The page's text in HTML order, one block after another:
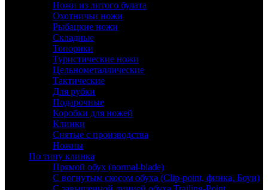
Ножи из литого булата
Охотничьи ножи
Рыбацкие ножи
Складные
Топорики
Туристические ножи
Цельнометаллические
Тактические
Для рубки
Подарочные
Коробки для ножей
Клинки
Снятые с производства
Ножны
По типу клинка
Прямой обух (normal-blade)
С вогнутым скосом обуха (Clip-point, финка, Боуи)